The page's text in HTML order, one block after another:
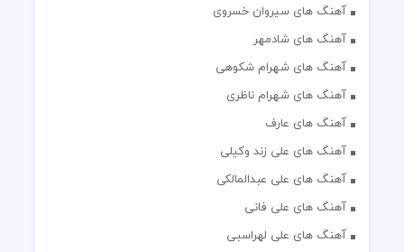
آهنگ های سیروان خسروی
آهنگ های شادمهر
آهنگ های شهرام شکوهی
آهنگ های شهرام ناظری
آهنگ های عارف
آهنگ های علی زند وکیلی
آهنگ های علی عبدالمالکی
آهنگ های علی فانی
آهنگ های علی لهراسبی